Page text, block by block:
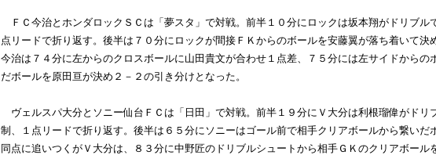
ＦＣ今治とホンダロックＳＣは「夢スタ」で対戦。前半１０分にロックは坂本翔がドリブル
点リードで折り返す。後半は７０分にロックが間接ＦＫからのボールを安藤翼が落ち着いて決
今治は７４分に左からのクロスボールに山田貴文が合わせ１点差、７５分には左サイドからの
だボールを原田亘が決め２－２の引き分けとなった。
ヴェルスパ大分とソニー仙台ＦＣは「日田」で対戦。前半１９分にＶ大分は利根瑠偉がドリ
制、１点リードで折り返す。後半は６５分にソニーはゴール前で相手クリアボールから繋いだ
同点に追いつくがＶ大分は、８３分に中野匠のドリブルシュートから相手ＧＫのクリアボール